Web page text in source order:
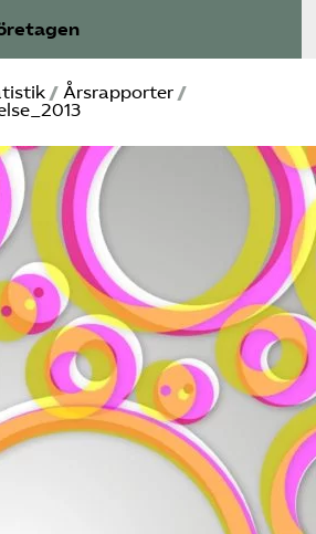
/ Årsrapporter /